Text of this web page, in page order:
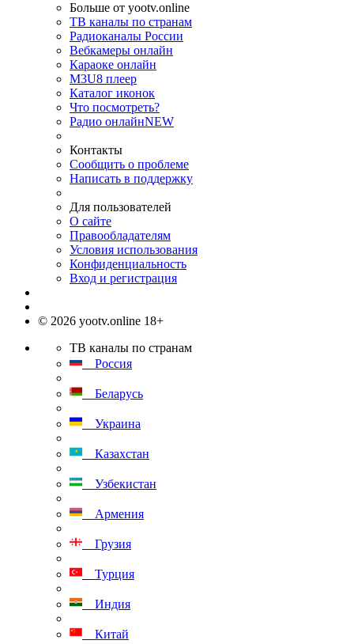
Больше от yootv.online
ТВ каналы по странам
Радиоканалы России
Вебкамеры онлайн
Караоке онлайн
M3U8 плеер
Каталог иконок
Что посмотреть?
Радио онлайнNEW
Контакты
Сообщить о проблеме
Написать в поддержку
Для пользователей
О сайте
Правообладателям
Условия использования
Конфиденциальность
Вход и регистрация
© 2026 yootv.online 18+
ТВ каналы по странам
Россия
Беларусь
Украина
Казахстан
Узбекистан
Армения
Грузия
Турция
Индия
Китай